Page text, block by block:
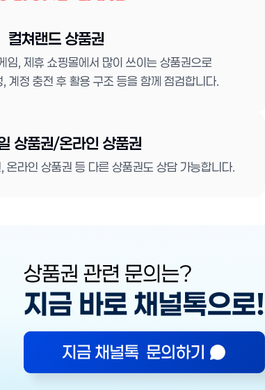
컬쳐랜드 상품권
임, 제휴 쇼핑몰에서 많이 쓰이는 상품권으로
계정 충전 후 활용 구조 등을 함께 점검합니다.
상품권/온라인 상품권
온라인 상품권 등 다른 상품권도 상담 가능합니다.